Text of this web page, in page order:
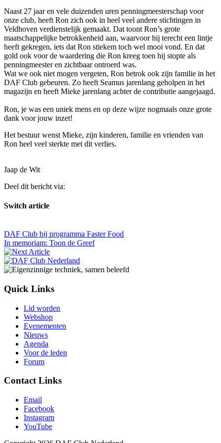
Naast 27 jaar en vele duizenden uren penningmeesterschap voor
onze club, heeft Ron zich ook in heel veel andere stichtingen in
Veldhoven verdienstelijk gemaakt. Dat toont Ron’s grote
maatschappelijke betrokkenheid aan, waarvoor hij terecht een lintje
heeft gekregen, iets dat Ron stiekem toch wel mooi vond. En dat
gold ook voor de waardering die Ron kreeg toen hij stopte als
penningmeester en zichtbaar ontroerd was.
Wat we ook niet mogen vergeten, Ron betrok ook zijn familie in het
DAF Club gebeuren. Zo heeft Seamus jarenlang geholpen in het
magazijn en heeft Mieke jarenlang achter de contributie aangejaagd.
Ron, je was een uniek mens en op deze wijze nogmaals onze grote
dank voor jouw inzet!
Het bestuur wenst Mieke, zijn kinderen, familie en vrienden van
Ron heel veel sterkte met dit verlies.
Jaap de Wit
Deel dit bericht via:
Switch article
DAF Club bij programma Faster Food
In memoriam: Toon de Greef
Quick Links
Lid worden
Webshop
Evenementen
Nieuws
Agenda
Voor de leden
Forum
Contact Links
Email
Facebook
Instagram
YouTube